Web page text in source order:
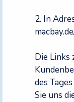
2. In
Die Links
des
Sie uns